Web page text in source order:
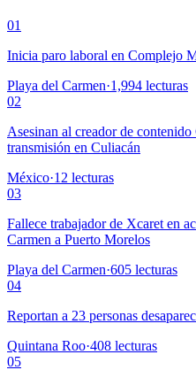
01
Inicia paro laboral en Complejo
Playa del Carmen·1,994 lecturas
02
Asesinan al creador de
transmisión en Culiacán
México·12 lecturas
03
Fallece trabajador de Xcaret en
Carmen a Puerto Morelos
Playa del Carmen·605 lecturas
04
Reportan a 23 personas
Quintana Roo·408 lecturas
05